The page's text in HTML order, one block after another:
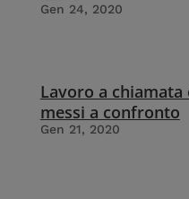
Gen 24, 2020
Lavoro a chiamata
messi a confronto
Gen 21, 2020